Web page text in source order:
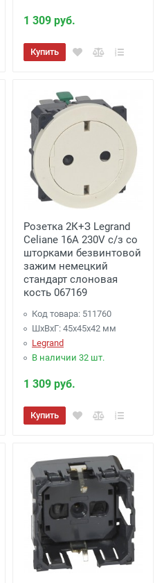
1 309 руб.
Купить
Розетка 2К+З Legrand
Celiane 16A 230V с/з со
шторками безвинтовой
зажим немецкий
стандарт слоновая
кость 067169
Код товара: 511760
ШхВхГ: 45x45x42 мм
Legrand
В наличии 32 шт.
1 309 руб.
Купить